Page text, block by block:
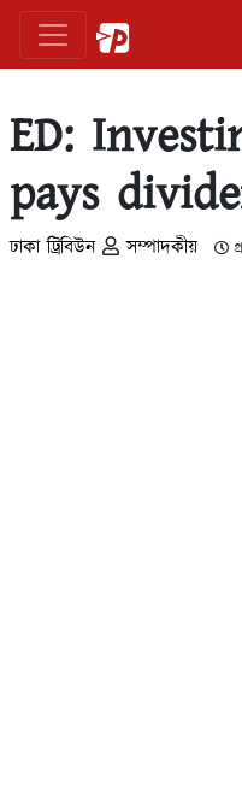
ED:
pays
ঢাকা ট্রিবিউন সম্পাদকীয়